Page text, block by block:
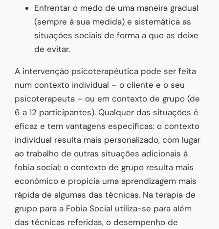
Enfrentar o medo de uma maneira gradual
(sempre à sua medida) e sistemática as
situações sociais de forma a que as deixe
de evitar.
A intervenção psicoterapêutica pode ser feita
num contexto individual – o cliente e o seu
psicoterapeuta – ou em contexto de grupo (de
6 a 12 participantes). Qualquer das situações é
eficaz e tem vantagens específicas: o contexto
individual resulta mais personalizado, com lugar
ao trabalho de outras situações adicionais à
fobia social; o contexto de grupo resulta mais
económico e propicia uma aprendizagem mais
rápida de algumas das técnicas. Na terapia de
grupo para a Fobia Social utiliza-se para além
das técnicas referidas, o desempenho de